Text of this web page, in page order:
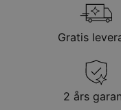
Gratis
2 års